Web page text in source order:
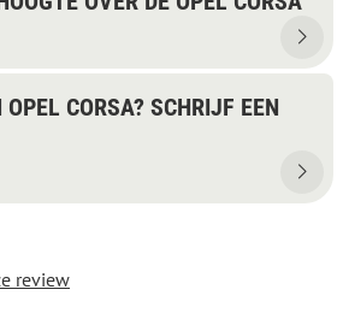
CORSA? SCHRIJF EEN
review